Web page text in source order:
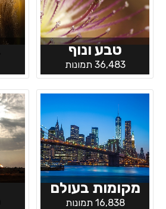
טבע ונוף
36,483 תמונות
מקומות בעולם
16,838 תמונות